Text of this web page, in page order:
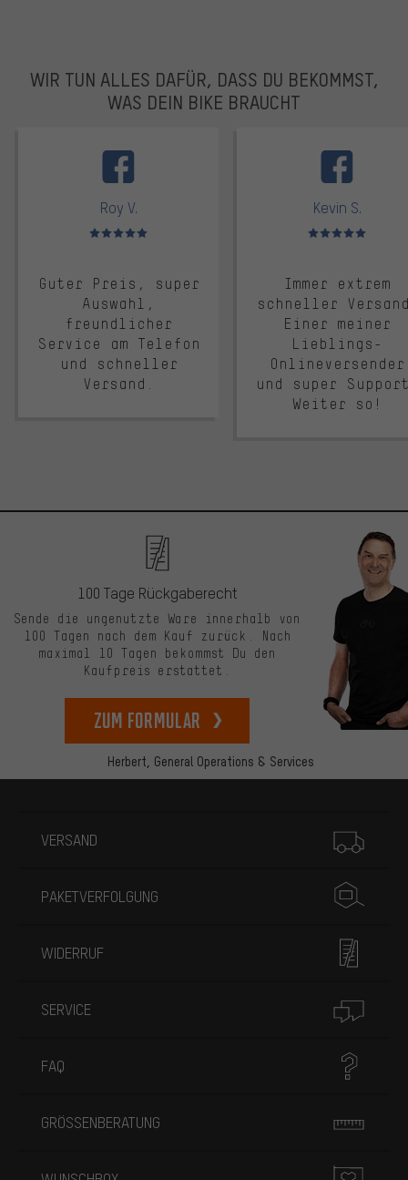
WIR TUN ALLES DAFÜR, DASS DU BEKOMMST,
WAS DEIN BIKE BRAUCHT
Roy V.
Bewertungen: 5 von 5
Guter Preis, super
Auswahl,
freundlicher
Service am Telefon
und schneller
Versand.
Kevin S.
Bewertungen: 5 von 5
Immer extrem
schneller
Einer meiner
Lieblings-
Onlineversender
und super
Weiter so!
Herbert, General Operations & Services
100 Tage Rückgaberecht
Sende die ungenutzte Ware innerhalb von
100 Tagen nach dem Kauf zurück. Nach
maximal 10 Tagen bekommst Du den
Kaufpreis erstattet.
zum Formular
VERSAND
PAKETVERFOLGUNG
WIDERRUF
SERVICE
FAQ
GRÖSSENBERATUNG